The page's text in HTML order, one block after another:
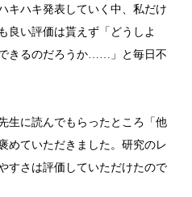
キハキ発表していく中、私だけ
良い評価は貰えず「どうしよ
きるのだろうか……」と毎日不
生に読んでもらったところ「他
めていただきました。研究のレ
すさは評価していただけたので